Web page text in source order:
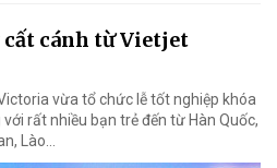
cánh từ Vietjet
vừa tổ chức lễ tốt nghiệp khóa
rất nhiều bạn trẻ đến từ Hàn Quốc,
Lào…